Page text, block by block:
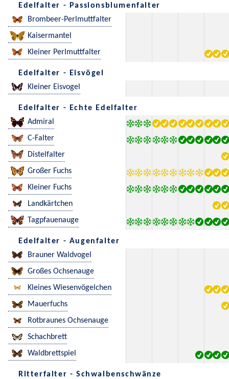
Edelfalter - Passionsblumenfalter
Brombeer-Perlmuttfalter
Kaisermantel
Kleiner Perlmuttfalter
Edelfalter - Eisvögel
Kleiner Eisvogel
Edelfalter - Echte Edelfalter
Admiral
C-Falter
Distelfalter
Großer Fuchs
Kleiner Fuchs
Landkärtchen
Tagpfauenauge
Edelfalter - Augenfalter
Brauner Waldvogel
Großes Ochsenauge
Kleines Wiesenvögelchen
Mauerfuchs
Rotbraunes Ochsenauge
Schachbrett
Waldbrettspiel
Ritterfalter - Schwalbenschwänze